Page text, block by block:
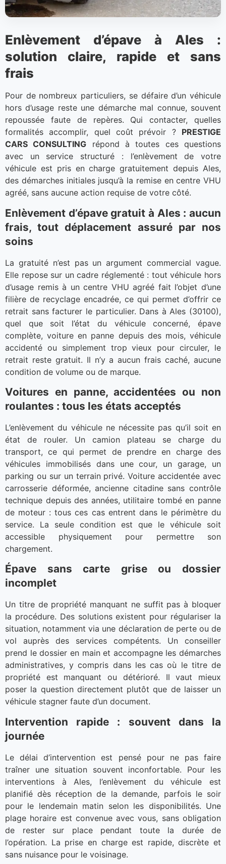
Enlèvement d’épave à Ales :
solution claire, rapide et sans
frais
Pour de nombreux particuliers, se défaire d’un véhicule
hors d’usage reste une démarche mal connue, souvent
repoussée faute de repères. Qui contacter, quelles
formalités accomplir, quel coût prévoir ? PRESTIGE
CARS CONSULTING répond à toutes ces questions
avec un service structuré : l’enlèvement de votre
véhicule est pris en charge gratuitement depuis Ales,
des démarches initiales jusqu’à la remise en centre VHU
agréé, sans aucune action requise de votre côté.
Enlèvement d’épave gratuit à Ales : aucun
frais, tout déplacement assuré par nos
soins
La gratuité n’est pas un argument commercial vague.
Elle repose sur un cadre réglementé : tout véhicule hors
d’usage remis à un centre VHU agréé fait l’objet d’une
filière de recyclage encadrée, ce qui permet d’offrir ce
retrait sans facturer le particulier. Dans à Ales (30100),
quel que soit l’état du véhicule concerné, épave
complète, voiture en panne depuis des mois, véhicule
accidenté ou simplement trop vieux pour circuler, le
retrait reste gratuit. Il n’y a aucun frais caché, aucune
condition de volume ou de marque.
Voitures en panne, accidentées ou non
roulantes : tous les états acceptés
L’enlèvement du véhicule ne nécessite pas qu’il soit en
état de rouler. Un camion plateau se charge du
transport, ce qui permet de prendre en charge des
véhicules immobilisés dans une cour, un garage, un
parking ou sur un terrain privé. Voiture accidentée avec
carrosserie déformée, ancienne citadine sans contrôle
technique depuis des années, utilitaire tombé en panne
de moteur : tous ces cas entrent dans le périmètre du
service. La seule condition est que le véhicule soit
accessible physiquement pour permettre son
chargement.
Épave sans carte grise ou dossier
incomplet
Un titre de propriété manquant ne suffit pas à bloquer
la procédure. Des solutions existent pour régulariser la
situation, notamment via une déclaration de perte ou de
vol auprès des services compétents. Un conseiller
prend le dossier en main et accompagne les démarches
administratives, y compris dans les cas où le titre de
propriété est manquant ou détérioré. Il vaut mieux
poser la question directement plutôt que de laisser un
véhicule stagner faute d’un document.
Intervention rapide : souvent dans la
journée
Le délai d’intervention est pensé pour ne pas faire
traîner une situation souvent inconfortable. Pour les
interventions à Ales, l’enlèvement du véhicule est
planifié dès réception de la demande, parfois le soir
pour le lendemain matin selon les disponibilités. Une
plage horaire est convenue avec vous, sans obligation
de rester sur place pendant toute la durée de
l’opération. La prise en charge est rapide, discrète et
sans nuisance pour le voisinage.